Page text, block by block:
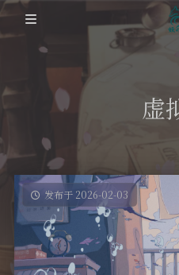
首页
虚拟化
踩坑之路
SEO
道友
时光轴
关于
RSS
虚
发布于 2026-02-03